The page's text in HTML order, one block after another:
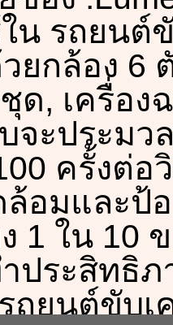
น รถยนต์
ยกล้อง 6
ด, เครื่อง
จะประม
ครั้งต่อ
อมและป้
1 ใน 10
ประสิทธิ
ถยนต์ขับ